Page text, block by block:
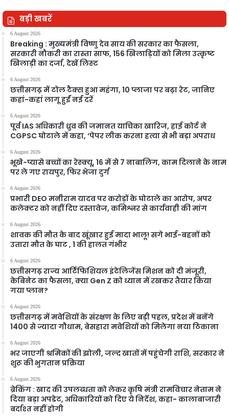
बड़ी खबरें
6 August 2026
Breaking : मुख्यमंत्री विष्णु देव साय की सरकार का फैसला,
सरकारी नौकरी का रास्ता साफ, 156 खिलाड़ियों को मिला उत्कृष्ट
खिलाड़ी का दर्जा, देखें लिस्‍ट
6 August 2026
छत्तीसगढ़ में टोल टैक्स हुआ महंगा, 10 प्लाजा पर बढ़ा रेट, जानिए
कहां-कहां लागू हुईं नई दरें
6 August 2026
पूर्व IAS अधिकारी ध्रुव की जमानत याचिका खारिज, हाई कोर्ट ने
CGPSC घोटाले में कहा, ‘पेपर लीक करना हत्या से भी बड़ा अपराध
6 August 2026
भूखे-प्यासे बच्चों का रेस्क्यू, 16 में से 7 नाबालिग, काम दिलाने के नाम
पर ले गए रायपुर, फिर भेजा दुर्ग
6 August 2026
प्रभारी DEO मनीराम यादव पर करोड़ों के घोटाले का आरोप, अपर
कलेक्टर को नहीं दिए दस्तावेज, कमिश्नर से कार्यवाही की मांग
6 August 2026
शावक की मौत के बाद खूंखार हुई मादा भालू! सगे भाई-बहनों को
उतारा मौत के घाट , 1 की हालत गंभीर
6 August 2026
छत्तीसगढ़ राज्य आर्टिफिशियल इंटेलिजेंस मिशन को दी मंजूरी,
केबिनेट का फैसला, क्या Gen Z को ध्यान में रखकर तैयार किया
गया प्लान?
6 August 2026
छत्तीसगढ़ में मवेशियों के संरक्षण के लिए बड़ी पहल, प्रदेश में बनेंगे
1400 से ज्यादा गौधाम, बेसहारा मवेशियों को मिलेगा नया ठिकाना
6 August 2026
भर जाएगी श्रमिकों की झोली, जल्द खातों में पहुंचेगी राशि, सरकार ने
शुरू की भुगतान प्रक्रिया
6 August 2026
ब्रेकिंग : खाद की उपलब्धता को लेकर कृषि मंत्री रामविचार नेताम ने
दिया बड़ा अपडेट, अधिकारियों को दिए ये निर्देश, कहा- कालाबाजारी
बर्दाश्त नहीं होगी